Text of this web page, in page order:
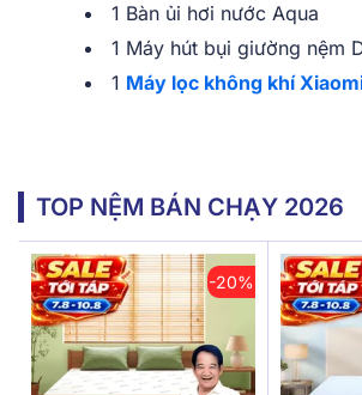
1 Bàn ủi hơi nước Aqua
1 Máy hút bụi giường nệm
1 Máy lọc không khí
TOP NỆM BÁN CHẠY 2026
-20%